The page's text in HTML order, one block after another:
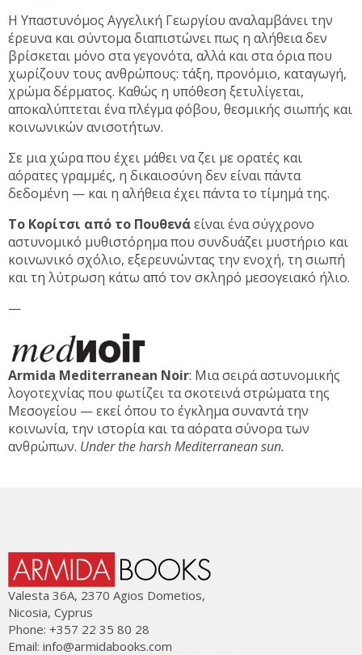
Η Υπαστυνόμος Αγγελική Γεωργίου αναλαμβάνει την
έρευνα και σύντομα διαπιστώνει πως η αλήθεια δεν
βρίσκεται μόνο στα γεγονότα, αλλά και στα όρια που
χωρίζουν τους ανθρώπους: τάξη, προνόμιο, καταγωγή,
χρώμα δέρματος. Καθώς η υπόθεση ξετυλίγεται,
αποκαλύπτεται ένα πλέγμα φόβου, θεσμικής σιωπής και
κοινωνικών ανισοτήτων.
Σε μια χώρα που έχει μάθει να ζει με ορατές και
αόρατες γραμμές, η δικαιοσύνη δεν είναι πάντα
δεδομένη — και η αλήθεια έχει πάντα το τίμημά της.
Το Κορίτσι από το Πουθενάείναι ένα σύγχρονο
αστυνομικό μυθιστόρημα που συνδυάζει μυστήριο και
κοινωνικό σχόλιο, εξερευνώντας την ενοχή, τη σιωπή
και τη λύτρωση κάτω από τον σκληρό μεσογειακό ήλιο.
—
Armida Μediterranean Noir: Μια σειρά αστυνομικής
λογοτεχνίας που φωτίζει τα σκοτεινά στρώματα της
Μεσογείου — εκεί όπου το έγκλημα συναντά την
κοινωνία, την ιστορία και τα αόρατα σύνορα των
ανθρώπων. Under the harsh Mediterranean sun.
Valesta 36Α, 2370 Agios Dometios,
Nicosia, Cyprus
Phone: +357 22 35 80 28
Email: info@armidabooks.com